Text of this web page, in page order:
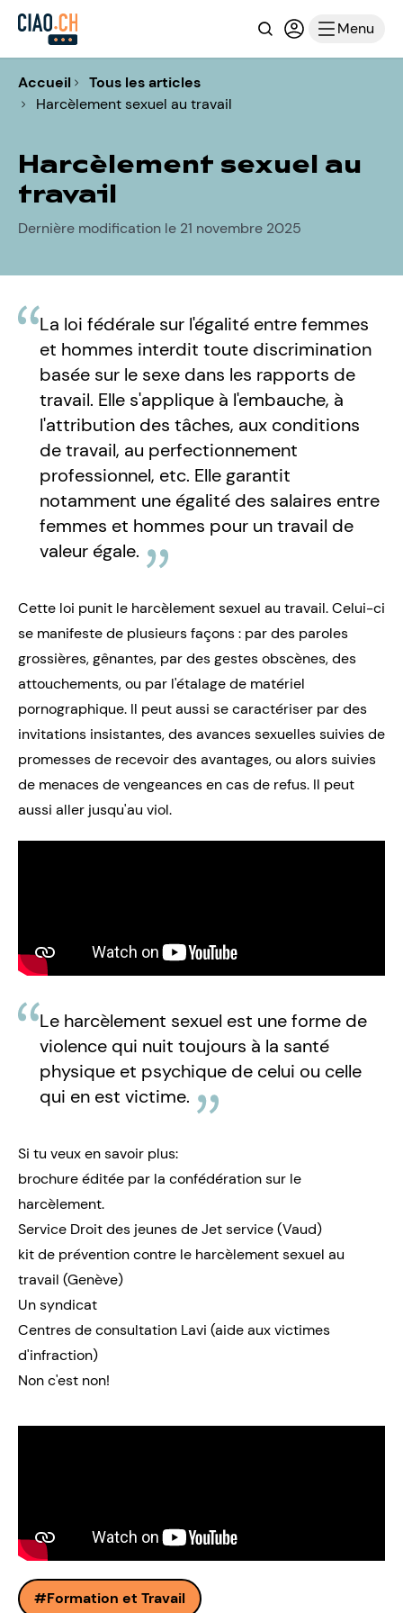
RechercheConnexion
Menu
Accueil
Tous les articles
Harcèlement sexuel au travail
Harcèlement sexuel au
travail
Dernière modification le 21 novembre 2025
La loi fédérale sur l'égalité entre femmes
et hommes interdit toute discrimination
basée sur le sexe dans les rapports de
travail. Elle s'applique à l'embauche, à
l'attribution des tâches, aux conditions
de travail, au perfectionnement
professionnel, etc. Elle garantit
notamment une égalité des salaires entre
femmes et hommes pour un travail de
valeur égale.
Cette loi punit le harcèlement sexuel au travail. Celui-ci
se manifeste de plusieurs façons : par des paroles
grossières, gênantes, par des gestes obscènes, des
attouchements, ou par l'étalage de matériel
pornographique. Il peut aussi se caractériser par des
invitations insistantes, des avances sexuelles suivies de
promesses de recevoir des avantages, ou alors suivies
de menaces de vengeances en cas de refus. Il peut
aussi aller jusqu'au viol.
Le harcèlement sexuel est une forme de
violence qui nuit toujours à la santé
physique et psychique de celui ou celle
qui en est victime.
Si tu veux en savoir plus:
brochure éditée par la confédération sur le
harcèlement.
Service Droit des jeunes deJet service(Vaud)
kit de prévention contre le harcèlement sexuel au
travail (Genève)
Unsyndicat
Centres de consultation Lavi (aide aux victimes
d'infraction)
Non c'est non!
Formation et Travail